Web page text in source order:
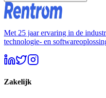
Met 25 jaar ervaring in de
technologie- en
Zakelijk